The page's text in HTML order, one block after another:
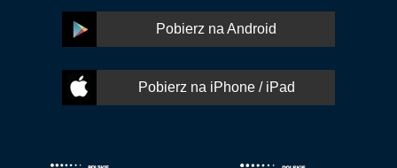
Pobierz na Android
Pobierz na iPhone / iPad